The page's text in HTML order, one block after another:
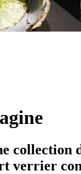
collection
verrier